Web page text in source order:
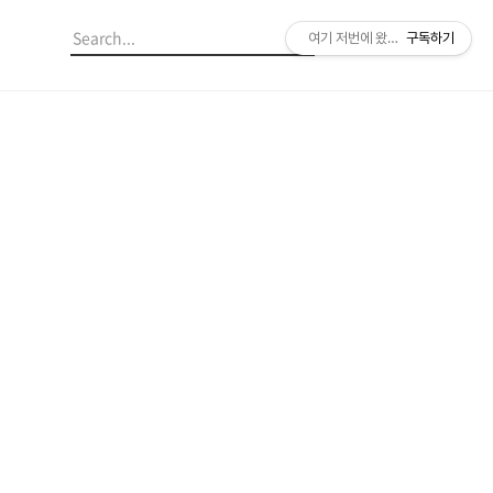
여기 저번에 왔던 것 같은데?
구독하기